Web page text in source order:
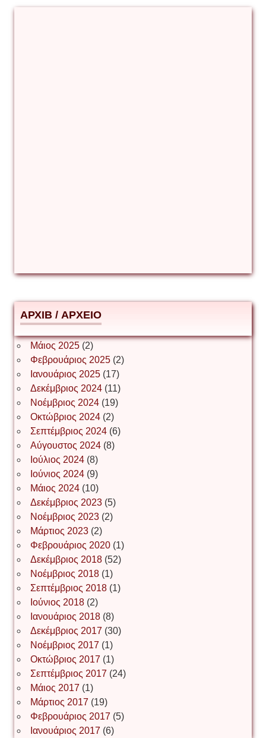
Δημήτριος Ζακοντινός
ΕΥΑΓΓΕΛΟΣ ΜΩΚΟΣ
Ιωάννης Σ. Παπαφλωράτος
ΝΙΚΟΣ ΓΑΤΟΣ
Νίκος Λυγερός
Іван Буртик
Іван Наконечний
Інга Короткевич
Ірина Ключковська
Ірина Наконечна
АРХІВ / ΑΡΧΕΙΟ
Μάιος 2025(2)
Φεβρουάριος 2025(2)
Ιανουάριος 2025(17)
Δεκέμβριος 2024(11)
Νοέμβριος 2024(19)
Οκτώβριος 2024(2)
Σεπτέμβριος 2024(6)
Αύγουστος 2024(8)
Ιούλιος 2024(8)
Ιούνιος 2024(9)
Μάιος 2024(10)
Δεκέμβριος 2023(5)
Νοέμβριος 2023(2)
Μάρτιος 2023(2)
Φεβρουάριος 2020(1)
Δεκέμβριος 2018(52)
Νοέμβριος 2018(1)
Σεπτέμβριος 2018(1)
Ιούνιος 2018(2)
Ιανουάριος 2018(8)
Δεκέμβριος 2017 (30)
Νοέμβριος 2017 (1)
Οκτώβριος 2017 (1)
Σεπτέμβριος 2017 (24)
Μάιος 2017 (1)
Μάρτιος 2017 (19)
Φεβρουάριος 2017 (5)
Ιανουάριος 2017 (6)